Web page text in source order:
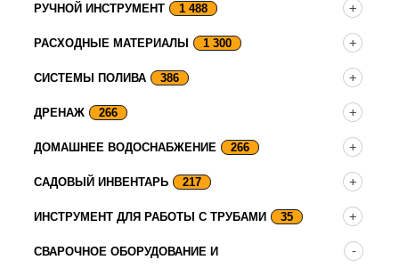
РУЧНОЙ ИНСТРУМЕНТ 1 488
РАСХОДНЫЕ МАТЕРИАЛЫ 1 300
СИСТЕМЫ ПОЛИВА 386
ДРЕНАЖ 266
ДОМАШНЕЕ ВОДОСНАБЖЕНИЕ 266
САДОВЫЙ ИНВЕНТАРЬ 217
ИНСТРУМЕНТ ДЛЯ РАБОТЫ С ТРУБАМИ 35
СВАРОЧНОЕ ОБОРУДОВАНИЕ И